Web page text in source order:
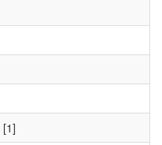
[1]